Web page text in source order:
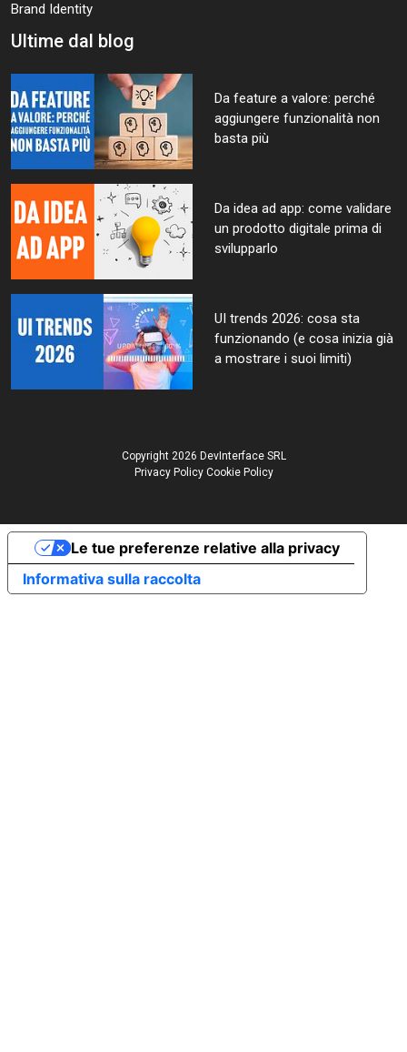
Brand Identity
Ultime dal blog
Da feature a valore: perché
aggiungere funzionalità non
basta più
Da idea ad app: come validare
un prodotto digitale prima di
svilupparlo
UI trends 2026: cosa sta
funzionando (e cosa inizia già
a mostrare i suoi limiti)
Copyright 2026 DevInterface SRL
Privacy Policy Cookie Policy
Informativa sulla raccolta
Le tue preferenze relative alla privacy